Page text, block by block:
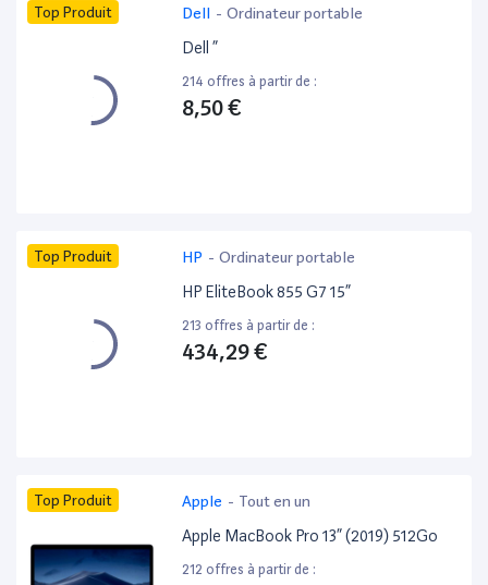
Top Produit Dell - Ordinateur portable
Dell ”
214 offres à partir de :
8,50 €
Top Produit HP - Ordinateur portable
HP EliteBook 855 G7 15”
213 offres à partir de :
434,29 €
Top Produit Apple - Tout en un
Apple MacBook Pro 13” (2019) 512Go
212 offres à partir de :